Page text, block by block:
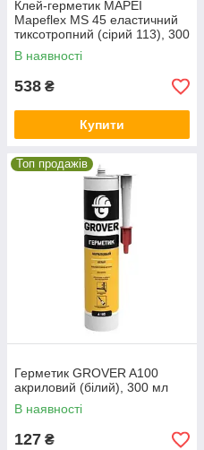
Клей-герметик MAPEI
Mapeflex MS 45 еластичний
тиксотропний (сірий 113), 300
мл
В наявності
538 ₴
Купити
Топ продажів
Герметик GROVER A100
акриловий (білий), 300 мл
В наявності
127 ₴